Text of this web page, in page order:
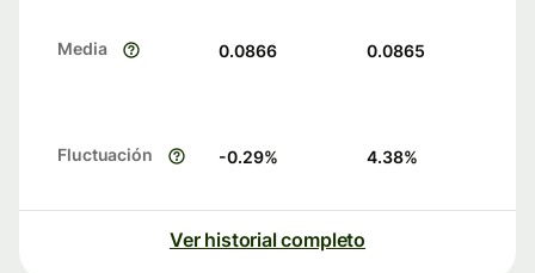
Media 0.0866 0.0865
Fluctuación -0.29% 4.38%
Ver historial completo